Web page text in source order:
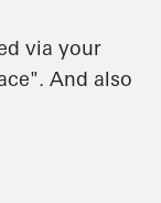
via your
And also